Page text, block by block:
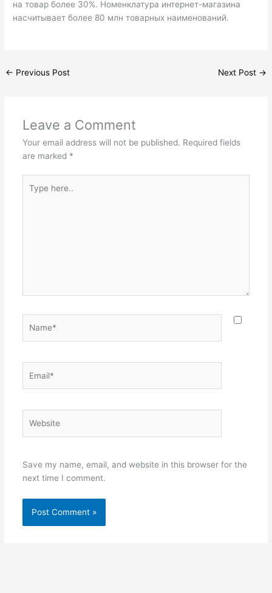
на товар более 30%. Номенклатура интернет-магазина
насчитывает более 80 млн товарных наименований.
← Previous Post Next Post →
Leave a Comment
Your email address will not be published. Required fields
are marked *
here..
Save my name, email, and website in this browser for the
next time I comment.